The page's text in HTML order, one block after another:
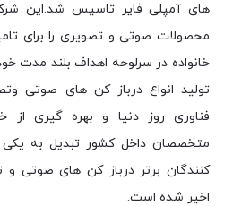
های آمپلی فایر تاسیس شد.این
محصولات صوتی و تصویری را برای
خانواده در سرلوحه اهداف بلند مدت خود
تولید انواع درباز کن های صوتی
فناوری روز دنیا و بهره گیری از
متخصصان داخل کشور تبدیل به یکی
کنندگان برتر درباز کن های صوتی
اخیر شده است.